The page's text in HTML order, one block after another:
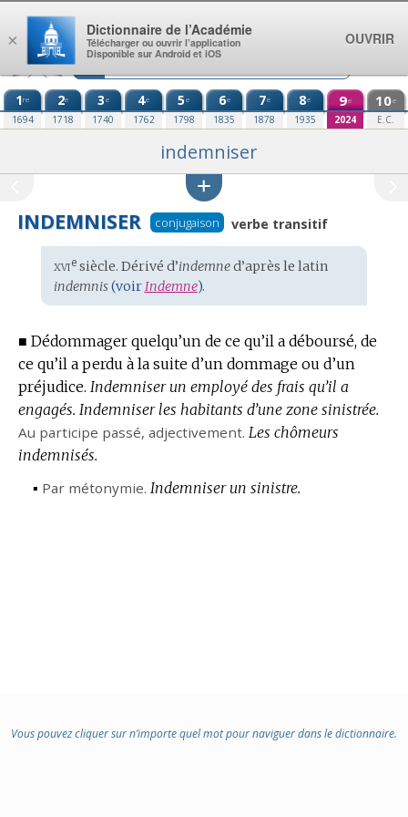
Aller au contenu
1re
1694
2e
1718
3e
1740
4e
1762
5e
1798
6e
1835
7e
1878
8e
1935
9e
2024
10e
E.C.
indemniser
INDEMNISER conjugaison verbe transitif
Étymologie
:
xviesiècle. Dérivé d’indemned’après le latin
indemnis(voirIndemne).
■ Dédommager quelqu’un de ce qu’il a déboursé, de
ce qu’il a perdu à la suite d’un dommage ou d’un
préjudice. Indemniser un employé des frais qu’il a
engagés. Indemniser les habitants d’une zone sinistrée.
Au participe passé, adjectivement. Les chômeurs
indemnisés.
▪ Par métonymie. Indemniser un sinistre.
Vous pouvez cliquer sur n’importe quel mot pour naviguer dans le dictionnaire.
×
Dictionnaire de l’Académie
Télécharger ou ouvrir l’application
Disponible sur Android et iOS
OUVRIR